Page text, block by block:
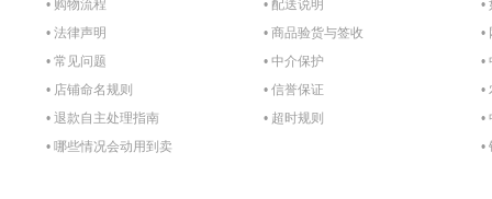
• 购物流程
• 法律声明
• 常见问题
• 店铺命名规则
• 退款自主处理指南
• 哪些情况会动用到卖
• 配送说明
• 商品验货与签收
• 中介保护
• 信誉保证
• 超时规则
•
•
•
•
•
•